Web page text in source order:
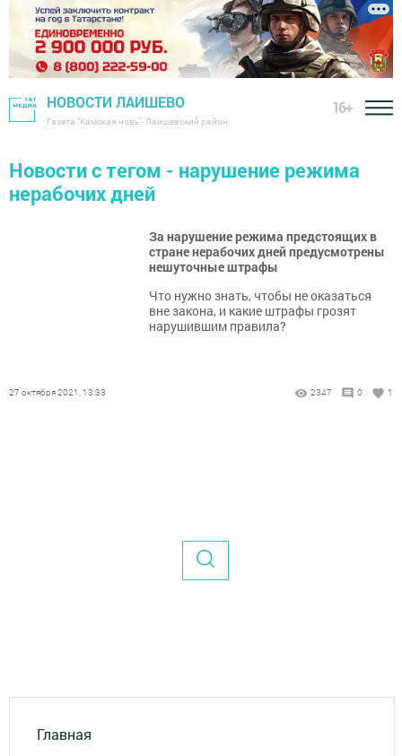
НОВОСТИ ЛАИШЕВО
Газета "Камская новь"- Лаишевский район
16+
Новости с тегом - нарушение режима
нерабочих дней
За нарушение режима предстоящих в
стране нерабочих дней предусмотрены
нешуточные штрафы
Что нужно знать, чтобы не оказаться
вне закона, и какие штрафы грозят
нарушившим правила?
27 октября 2021, 13:33 2347 0 1
Главная